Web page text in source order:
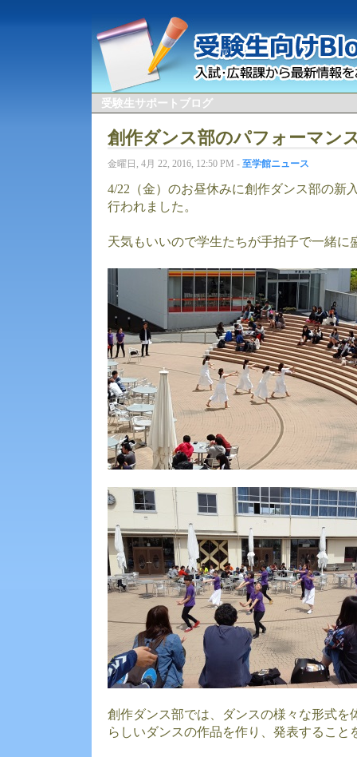
受験生サポートブログ
創作ダンス部のパフォーマン
金曜日, 4月 22, 2016, 12:50 PM - 至学館ニュース
4/22（金）のお昼休みに創作ダンス部の新
行われました。
天気もいいので学生たちが手拍子で一緒に
創作ダンス部では、ダンスの様々な形式を
らしいダンスの作品を作り、発表すること